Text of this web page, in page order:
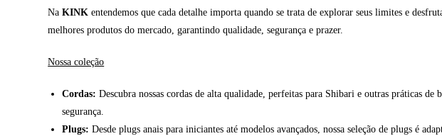
NaKINK entendemos que cada detalhe importa quando se trata de explorar seus limites e
melhores produtos do mercado, garantindo qualidade, segurança e prazer.
Nossa coleção
Cordas: Descubra nossas cordas de alta qualidade, perfeitas para Shibari e outras práticas
segurança.
Plugs: Desde plugs anais para iniciantes até modelos avançados, nossa seleção de plugs é